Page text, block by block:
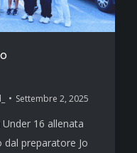
Settembre 2, 2025
16 allenata
dal preparatore Jo